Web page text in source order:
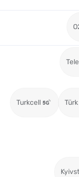
Turkcell